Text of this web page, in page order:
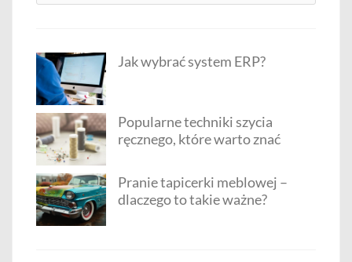
Jak wybrać system ERP?
Popularne techniki szycia
ręcznego, które warto znać
Pranie tapicerki meblowej –
dlaczego to takie ważne?